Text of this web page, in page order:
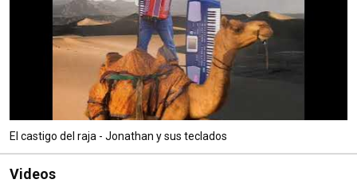
El castigo del raja - Jonathan y sus teclados
Videos